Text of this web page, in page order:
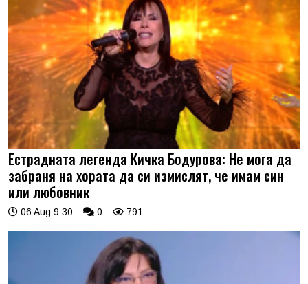
Естрадната легенда Кичка Бодурова: Не мога да
забраня на хората да си измислят, че имам син
или любовник
06 Aug 9:30 0 791